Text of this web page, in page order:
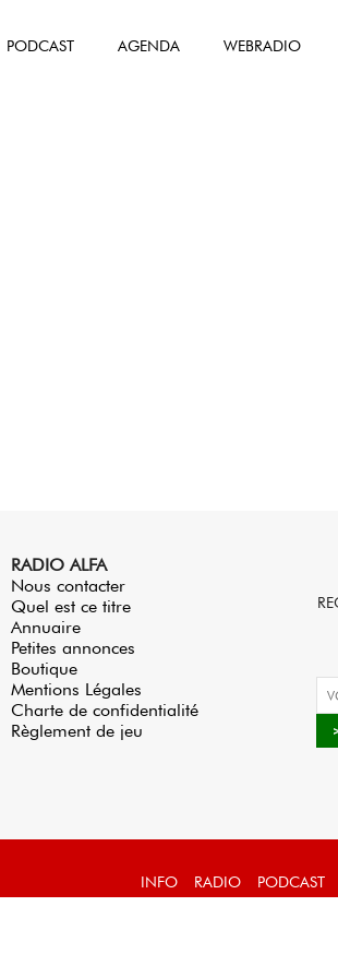
PODCAST AGENDA WEBRADIO
RADIO ALFA
Nous contacter
Quel est ce titre
Annuaire
Petites annonces
Boutique
Mentions Légales
Charte de confidentialité
Règlement de jeu
INFO RADIO PODCAST